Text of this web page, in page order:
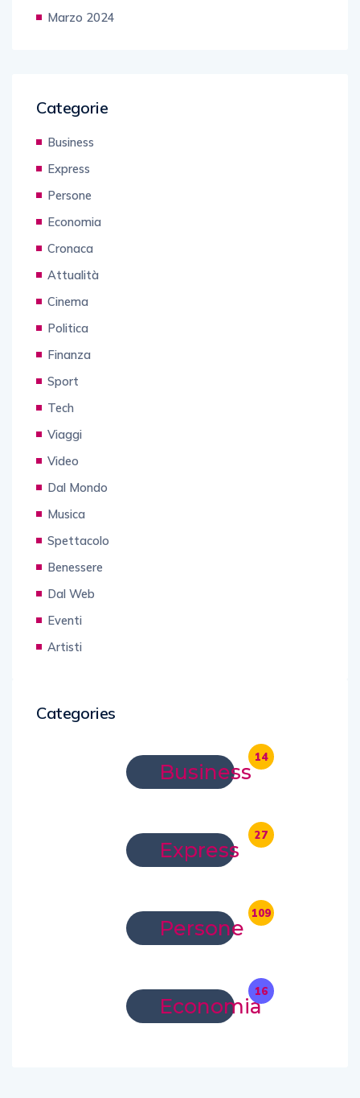
Marzo 2024
Categorie
Business
Express
Persone
Economia
Cronaca
Attualità
Cinema
Politica
Finanza
Sport
Tech
Viaggi
Video
Dal Mondo
Musica
Spettacolo
Benessere
Dal Web
Eventi
Artisti
Categories
Business
14
Express
27
Persone
109
Economia
16